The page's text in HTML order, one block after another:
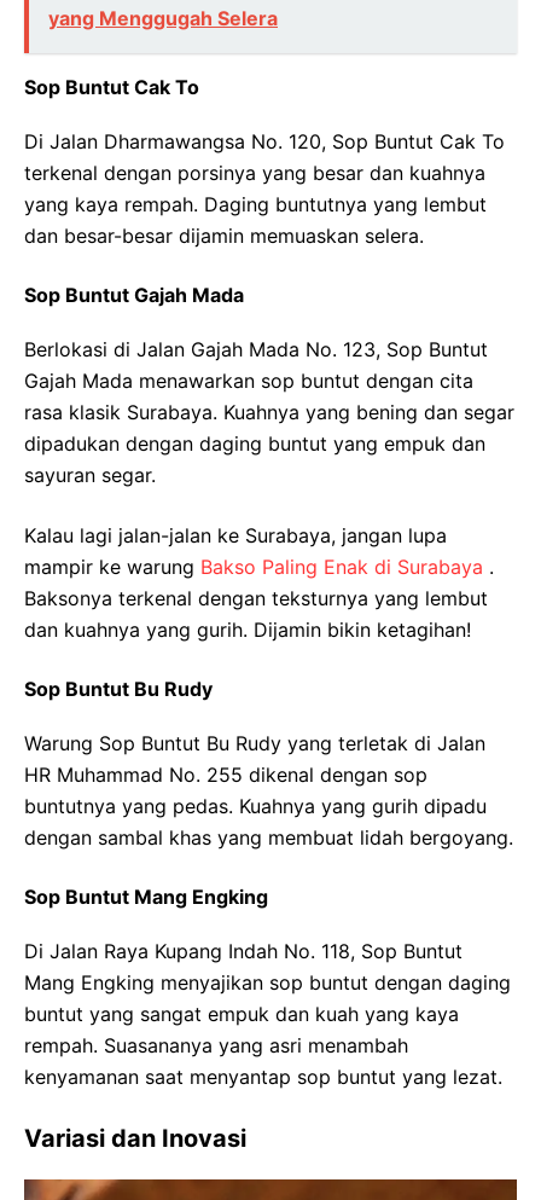
yang Menggugah Selera
Sop Buntut Cak To
Di Jalan Dharmawangsa No. 120, Sop Buntut Cak To
terkenal dengan porsinya yang besar dan kuahnya
yang kaya rempah. Daging buntutnya yang lembut
dan besar-besar dijamin memuaskan selera.
Sop Buntut Gajah Mada
Berlokasi di Jalan Gajah Mada No. 123, Sop Buntut
Gajah Mada menawarkan sop buntut dengan cita
rasa klasik Surabaya. Kuahnya yang bening dan segar
dipadukan dengan daging buntut yang empuk dan
sayuran segar.
Kalau lagi jalan-jalan ke Surabaya, jangan lupa
mampir ke warung Bakso Paling Enak di Surabaya .
Baksonya terkenal dengan teksturnya yang lembut
dan kuahnya yang gurih. Dijamin bikin ketagihan!
Sop Buntut Bu Rudy
Warung Sop Buntut Bu Rudy yang terletak di Jalan
HR Muhammad No. 255 dikenal dengan sop
buntutnya yang pedas. Kuahnya yang gurih dipadu
dengan sambal khas yang membuat lidah bergoyang.
Sop Buntut Mang Engking
Di Jalan Raya Kupang Indah No. 118, Sop Buntut
Mang Engking menyajikan sop buntut dengan daging
buntut yang sangat empuk dan kuah yang kaya
rempah. Suasananya yang asri menambah
kenyamanan saat menyantap sop buntut yang lezat.
Variasi dan Inovasi